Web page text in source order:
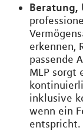
Beratung,
erkennen,
passende
MLP sorgt
inklusive
wenn ein
entspricht.